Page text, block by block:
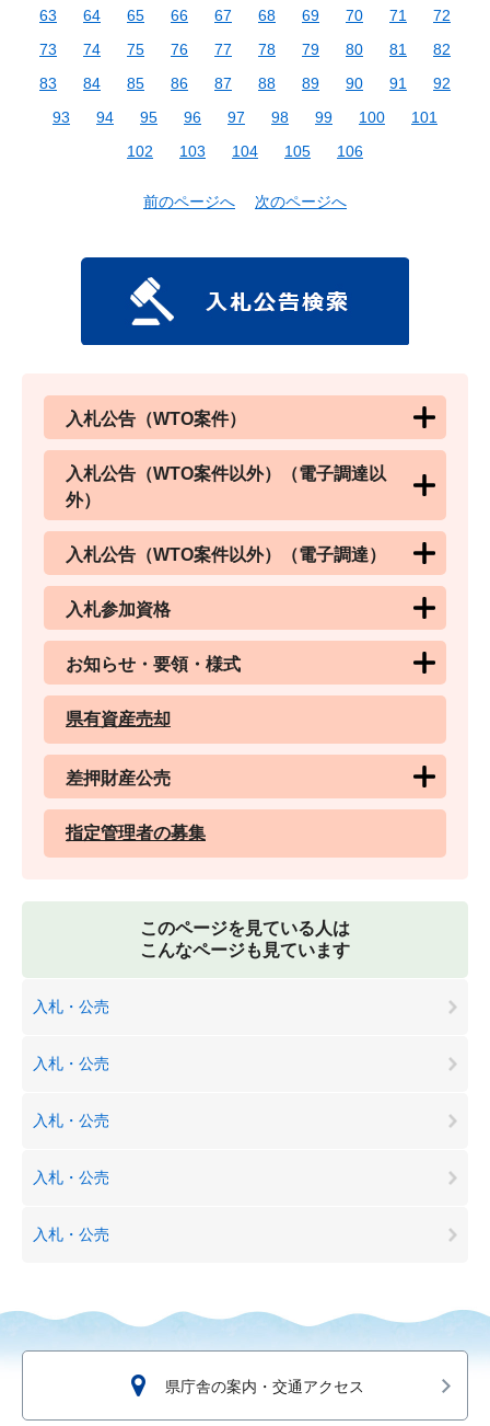
63
64 65 66 67 68 69 70 71
72
73
74 75 76 77 78 79 80 81
82
83
84 85 86 87 88 89 90 91
92
93
94 95 96 97 98 99 100
101
102
103 104 105 106
前のページへ 次のページへ
入札公告（WTO案件）
入札公告（WTO案件以外）（電子調達以
外）
入札公告（WTO案件以外）（電子調達）
入札参加資格
お知らせ・要領・様式
県有資産売却
差押財産公売
指定管理者の募集
このページを見ている人は
こんなページも見ています
入札・公売
入札・公売
入札・公売
入札・公売
入札・公売
県庁舎の案内・交通アクセス